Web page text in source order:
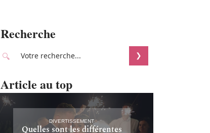
Recherche
Article au top
DIVERTISSEMENT
Quelles sont les différentes